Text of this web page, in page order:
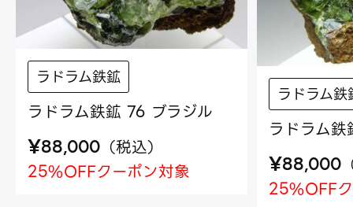
ラドラム鉄鉱
ラドラム鉄鉱 76 ブラジル
¥88,000 （税込）
25%OFFクーポン対象
ラドラム鉄
ラドラム
¥88,000
25%OFF